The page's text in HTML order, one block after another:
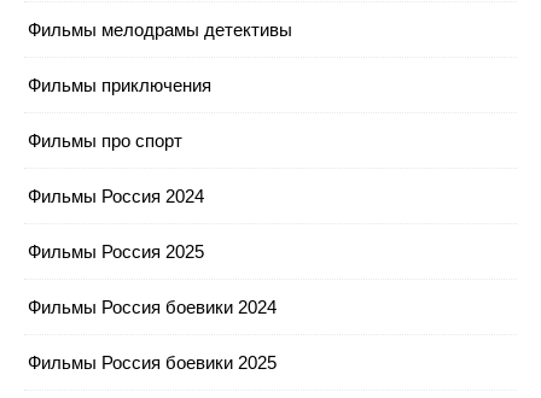
Фильмы мелодрамы детективы
Фильмы приключения
Фильмы про спорт
Фильмы Россия 2024
Фильмы Россия 2025
Фильмы Россия боевики 2024
Фильмы Россия боевики 2025